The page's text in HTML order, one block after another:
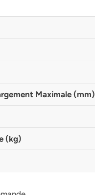
Maximale (mm)
(kg)